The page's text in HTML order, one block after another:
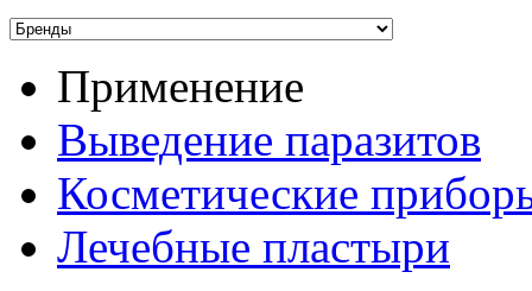
Применение
Выведение паразитов
Косметические
Лечебные пластыри